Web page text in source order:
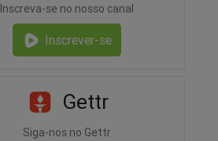
Inscreva-se no nosso canal
Inscrever-se
Gettr
Siga-nos no Gettr